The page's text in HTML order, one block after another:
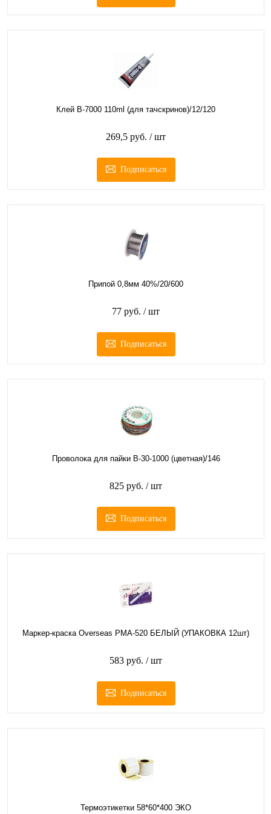
Клей B-7000 110ml (для тачскринов)/12/120
269,5 руб. / шт
Подписаться
Припой 0,8мм 40%/20/600
77 руб. / шт
Подписаться
Проволока для пайки B-30-1000 (цветная)/146
825 руб. / шт
Подписаться
Маркер-краска Overseas PMA-520 БЕЛЫЙ (УПАКОВКА 12шт)
583 руб. / шт
Подписаться
Термоэтикетки 58*60*400 ЭКО